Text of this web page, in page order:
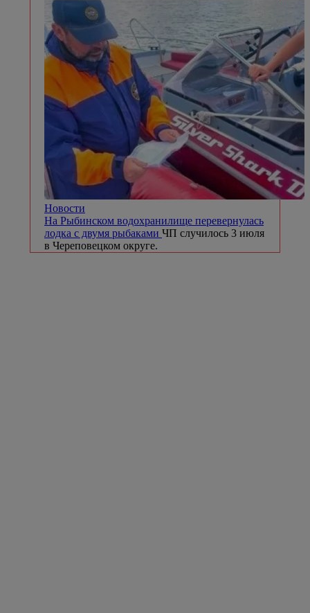
Новости
На Рыбинском водохранилище перевернулась
лодка с двумя рыбаками ЧП случилось 3 июля
в Череповецком округе.